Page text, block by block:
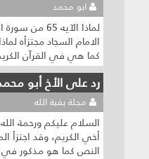
ابو محمد
لماذا الآيه
الامام السجاد مجتزأه
كما هي في القرآن
رد على الأخ أبو
مجلة بقية الله
السلام عليكم ورحمة
أخي الكريم، وقد اجتزأ
النص كما هو مذكور في